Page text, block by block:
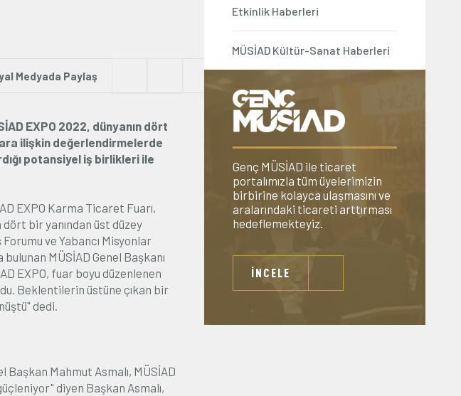
Etkinlik Haberleri
MÜSİAD Kültür-Sanat Haberleri
Medyada Paylaş
EXPO 2022, dünyanın dört
ilişkin değerlendirmelerde
potansiyel iş birlikleri ile
EXPO Karma Ticaret Fuarı,
bir yanından üst düzey
ve Yabancı Misyonlar
MÜSİAD Genel Başkanı
EXPO, fuar boyu düzenlenen
Beklentilerin üstüne çıkan bir
dedi.
Mahmut Asmalı, MÜSİAD
diyen Başkan Asmalı,
Genç MÜSİAD ile ticaret
portalımızla tüm üyelerimizin
birbirine kolayca ulaşmasını ve
aralarındaki ticareti arttırması
hedeflemekteyiz.
İNCELE